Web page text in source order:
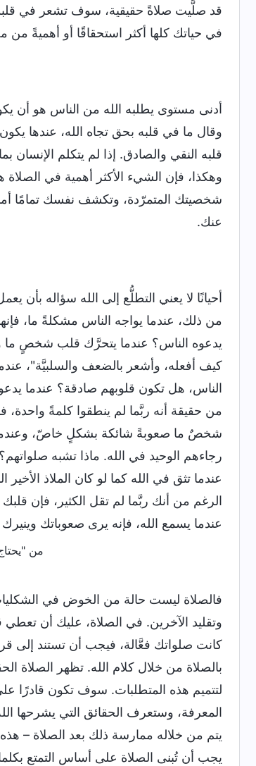
قد صلَّيت صلاةً حقيقية، سوف تشعر في
في حياتك كلها أكثر استحقاقًا أو أهميةً
أدنى مستوى يطلبه الله من الناس هو أن
وقال ما في قلبه بحق تجاه الله، عندها
قلبه النقي والصادق. إذا لم يتكلم الإنسان
وهكذا، فإن الشيء الأكثر أهمية في
شخصيتك المتمرّدة، وتكشف نفسك تمامًا
عنك.
أحيانًا لا يعني التطلُّع إلى الله سؤاله
من ذلك، عندما يواجه الناس مشكلةً ما،
يدعوه الناس؟ عندما يتحرَّك قلب شخصٍ ما
كيف أفعله، وأشعر بالضعف والسلبيَّة"، عندما
الناس، هل تكون قلوبهم صادقة؟ عندما
من حقيقة أنه ربَّما لم ينطقوا كلمةً
شخصٌ ما صعوبةً شائكة بشكلٍ خاصّ، وعندما
رجاءهم الوحيد في الله. ماذا تشبه
عندما تثق في الله كما لو كان الملاذ
الرغم من أنك ربَّما لم تقل الكثير، فإن
عندما يسمع الله، فإنه يرى صعوباتك
من
فالصلاة ليست حالة من الخوض في الشكليات،
وتقليد الآخرين. في الصلاة، عليك أن
كانت صلواتك فعَّالة، فيجب أن تستند إلى
بالصلاة من خلال كلام الله. تظهر الصلاة
لتتميم هذه المتطلبات. سوف تكون قادرًا
المعرفة، وستعرف الحقائق التي يشرحها
يتم من خلاله ممارسة ذلك بعد الصلاة –
يجب أن تُبنى الصلاة على أساس التمتع